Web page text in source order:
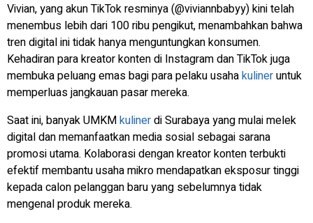
Vivian, yang akun TikTok resminya (@viviannbabyy) kini telah
menembus lebih dari 100 ribu pengikut, menambahkan bahwa
tren digital ini tidak hanya menguntungkan konsumen.
Kehadiran para kreator konten di Instagram dan TikTok juga
membuka peluang emas bagi para pelaku usahakulineruntuk
memperluas jangkauan pasar mereka.
Saat ini, banyak UMKMkulinerdi Surabaya yang mulai melek
digital dan memanfaatkan media sosial sebagai sarana
promosi utama. Kolaborasi dengan kreator konten terbukti
efektif membantu usaha mikro mendapatkan eksposur tinggi
kepada calon pelanggan baru yang sebelumnya tidak
mengenal produk mereka.